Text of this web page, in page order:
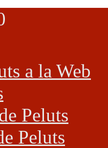
a la Web
Peluts
Peluts